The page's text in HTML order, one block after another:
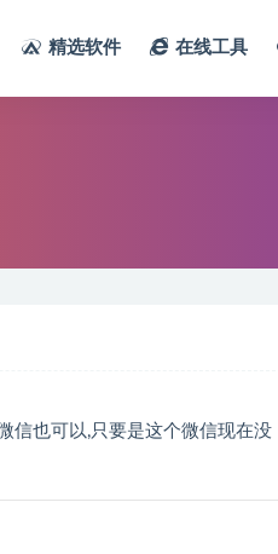
精选软件 在线工具
信也可以,只要是这个微信现在没